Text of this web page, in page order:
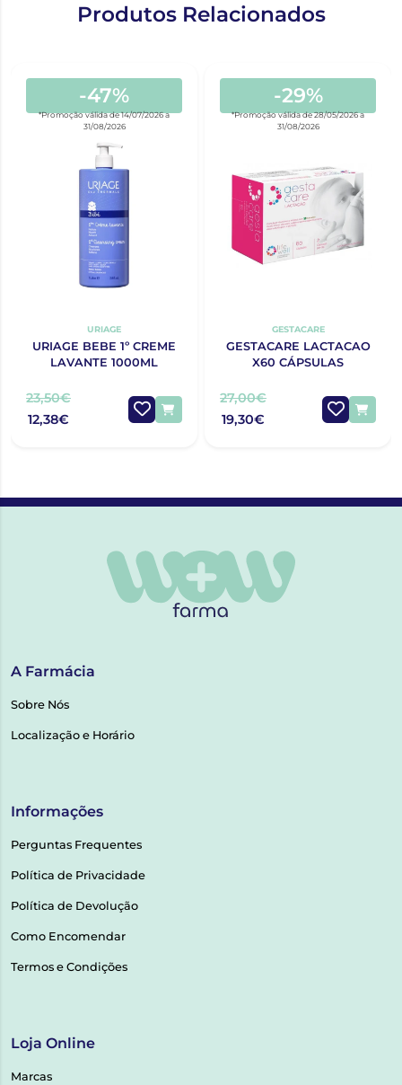
Produtos Relacionados
-47%
*Promoção válida de 14/07/2026 a
31/08/2026
URIAGE
URIAGE BEBE 1º CREME
LAVANTE 1000ML
23,50€
12,38€
-29%
*Promoção válida de 28/05/2026 a
31/08/2026
GESTACARE
GESTACARE LACTACAO
X60 CÁPSULAS
27,00€
19,30€
A Farmácia
Sobre Nós
Localização e Horário
Informações
Perguntas Frequentes
Política de Privacidade
Política de Devolução
Como Encomendar
Termos e Condições
Loja Online
Marcas